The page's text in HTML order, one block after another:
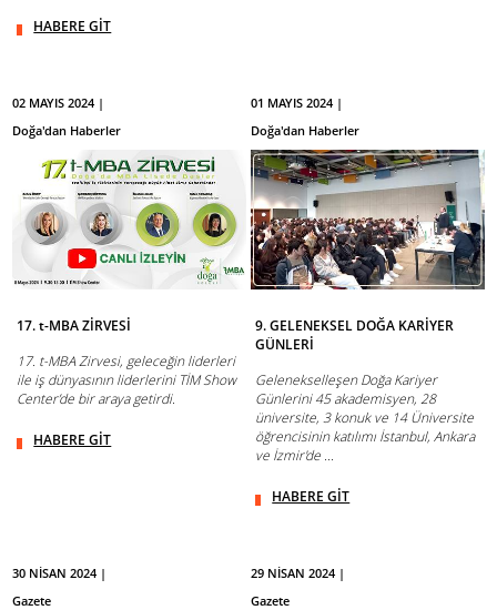
HABERE GİT
02 MAYIS 2024 |
Doğa'dan Haberler
17. t-MBA ZİRVESİ
17. t-MBA Zirvesi, geleceğin liderleri
ile iş dünyasının liderlerini TİM Show
Center’de bir araya getirdi.
HABERE GİT
01 MAYIS 2024 |
Doğa'dan Haberler
9. GELENEKSEL DOĞA KARİYER
GÜNLERİ
Gelenekselleşen Doğa Kariyer
Günlerini 45 akademisyen, 28
üniversite, 3 konuk ve 14 Üniversite
öğrencisinin katılımı İstanbul, Ankara
ve İzmir'de ...
HABERE GİT
30 NİSAN 2024 |
Gazete
29 NİSAN 2024 |
Gazete